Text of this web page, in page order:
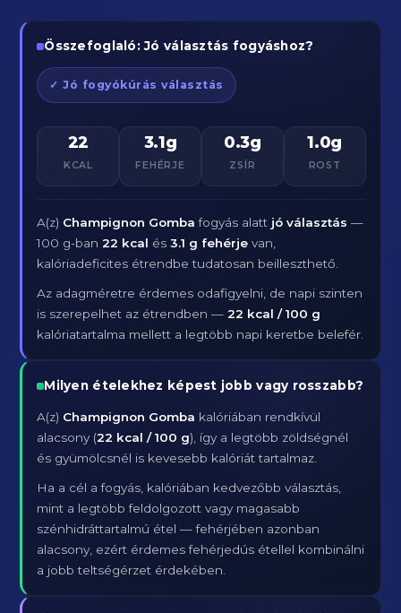
Összefoglaló: Jó választás fogyáshoz?
✓ Jó fogyókúrás választás
22
KCAL
3.1g
FEHÉRJE
0.3g
ZSÍR
1.0g
ROST
A(z) Champignon Gomba fogyás alatt jó választás —
100 g-ban22 kcal és3.1 g fehérje van,
kalóriadeficites étrendbe tudatosan beilleszthető.
Az adagméretre érdemes odafigyelni, de napi szinten
is szerepelhet az étrendben —22 kcal / 100 g
kalóriatartalma mellett a legtöbb napi keretbe belefér.
Milyen ételekhez képest jobb vagy rosszabb?
A(z) Champignon Gomba kalóriában rendkívül
alacsony (22 kcal / 100 g), így a legtöbb zöldségnél
és gyümölcsnél is kevesebb kalóriát tartalmaz.
Ha a cél a fogyás, kalóriában kedvezőbb választás,
mint a legtöbb feldolgozott vagy magasabb
szénhidráttartalmú étel — fehérjében azonban
alacsony, ezért érdemes fehérjedús étellel kombinálni
a jobb teltségérzet érdekében.